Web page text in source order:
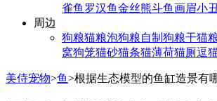
雀鱼 罗汉鱼金丝熊斗鱼画眉小
周边
狗粮猫粮泡狗粮自制狗粮干猫
窝狗笼猫砂猫条猫薄荷猫厕逗
美侍宠物>鱼>根据生态模型的鱼缸造景有